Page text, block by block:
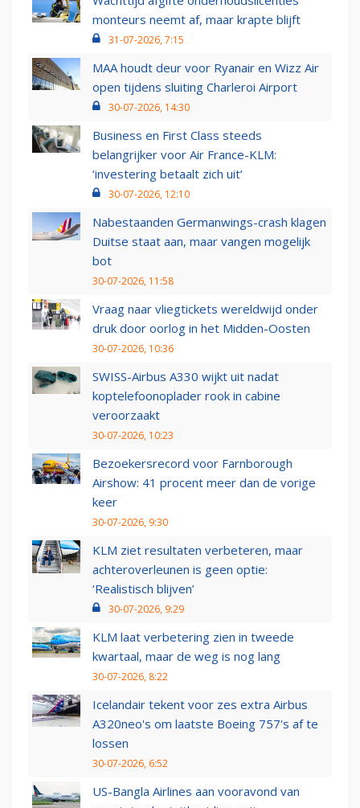
monteurs neemt af, maar krapte blijft
31-07-2026, 7:15
MAA houdt deur voor Ryanair en Wizz Air
open tijdens sluiting Charleroi Airport
30-07-2026, 14:30
Business en First Class steeds
belangrijker voor Air France-KLM:
‘investering betaalt zich uit’
30-07-2026, 12:10
Nabestaanden Germanwings-crash klagen
Duitse staat aan, maar vangen mogelijk
bot
30-07-2026, 11:58
Vraag naar vliegtickets wereldwijd onder
druk door oorlog in het Midden-Oosten
30-07-2026, 10:36
SWISS-Airbus A330 wijkt uit nadat
koptelefoonoplader rook in cabine
veroorzaakt
30-07-2026, 10:23
Bezoekersrecord voor Farnborough
Airshow: 41 procent meer dan de vorige
keer
30-07-2026, 9:30
KLM ziet resultaten verbeteren, maar
achteroverleunen is geen optie:
‘Realistisch blijven’
30-07-2026, 9:29
KLM laat verbetering zien in tweede
kwartaal, maar de weg is nog lang
30-07-2026, 8:22
Icelandair tekent voor zes extra Airbus
A320neo's om laatste Boeing 757's af te
lossen
30-07-2026, 6:52
US-Bangla Airlines aan vooravond van